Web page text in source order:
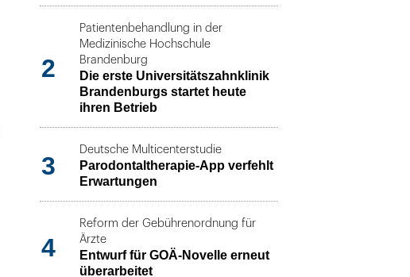
2
Patientenbehandlung in der
Medizinische Hochschule
Brandenburg
Die erste Universitätszahnklinik
Brandenburgs startet heute
ihren Betrieb
3
Deutsche Multicenterstudie
Parodontaltherapie-App verfehlt
Erwartungen
4
Reform der Gebührenordnung für
Ärzte
Entwurf für GOÄ-Novelle erneut
überarbeitet